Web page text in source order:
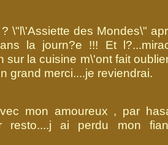
\"l\'Assiette des Mondes\"
la journ?e !!! Et
sur la cuisine m\'ont fait
grand merci....je reviendrai.
mon amoureux , par
resto....j ai perdu mon